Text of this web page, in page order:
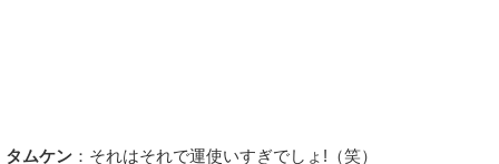
タムケン ：それはそれで運使いすぎでしょ!（笑）